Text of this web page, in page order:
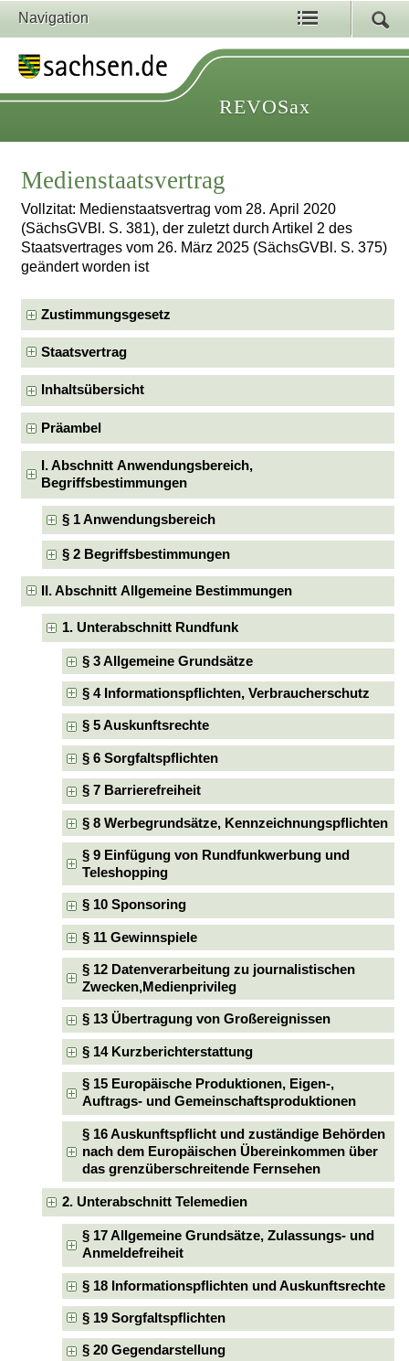
Navigation
REVOSax
Medienstaatsvertrag
Vollzitat: Medienstaatsvertrag vom 28. April 2020
(SächsGVBl. S. 381), der zuletzt durch Artikel 2 des
Staatsvertrages vom 26. März 2025 (SächsGVBl. S. 375)
geändert worden ist
Zustimmungsgesetz
Staatsvertrag
Inhaltsübersicht
Präambel
I. Abschnitt Anwendungsbereich,
Begriffsbestimmungen
§ 1 Anwendungsbereich
§ 2 Begriffsbestimmungen
II. Abschnitt Allgemeine Bestimmungen
1. Unterabschnitt Rundfunk
§ 3 Allgemeine Grundsätze
§ 4 Informationspflichten, Verbraucherschutz
§ 5 Auskunftsrechte
§ 6 Sorgfaltspflichten
§ 7 Barrierefreiheit
§ 8 Werbegrundsätze, Kennzeichnungspflichten
§ 9 Einfügung von Rundfunkwerbung und
Teleshopping
§ 10 Sponsoring
§ 11 Gewinnspiele
§ 12 Datenverarbeitung zu journalistischen
Zwecken,Medienprivileg
§ 13 Übertragung von Großereignissen
§ 14 Kurzberichterstattung
§ 15 Europäische Produktionen, Eigen-,
Auftrags- und Gemeinschaftsproduktionen
§ 16 Auskunftspflicht und zuständige Behörden
nach dem Europäischen Übereinkommen über
das grenzüberschreitende Fernsehen
2. Unterabschnitt Telemedien
§ 17 Allgemeine Grundsätze, Zulassungs- und
Anmeldefreiheit
§ 18 Informationspflichten und Auskunftsrechte
§ 19 Sorgfaltspflichten
§ 20 Gegendarstellung